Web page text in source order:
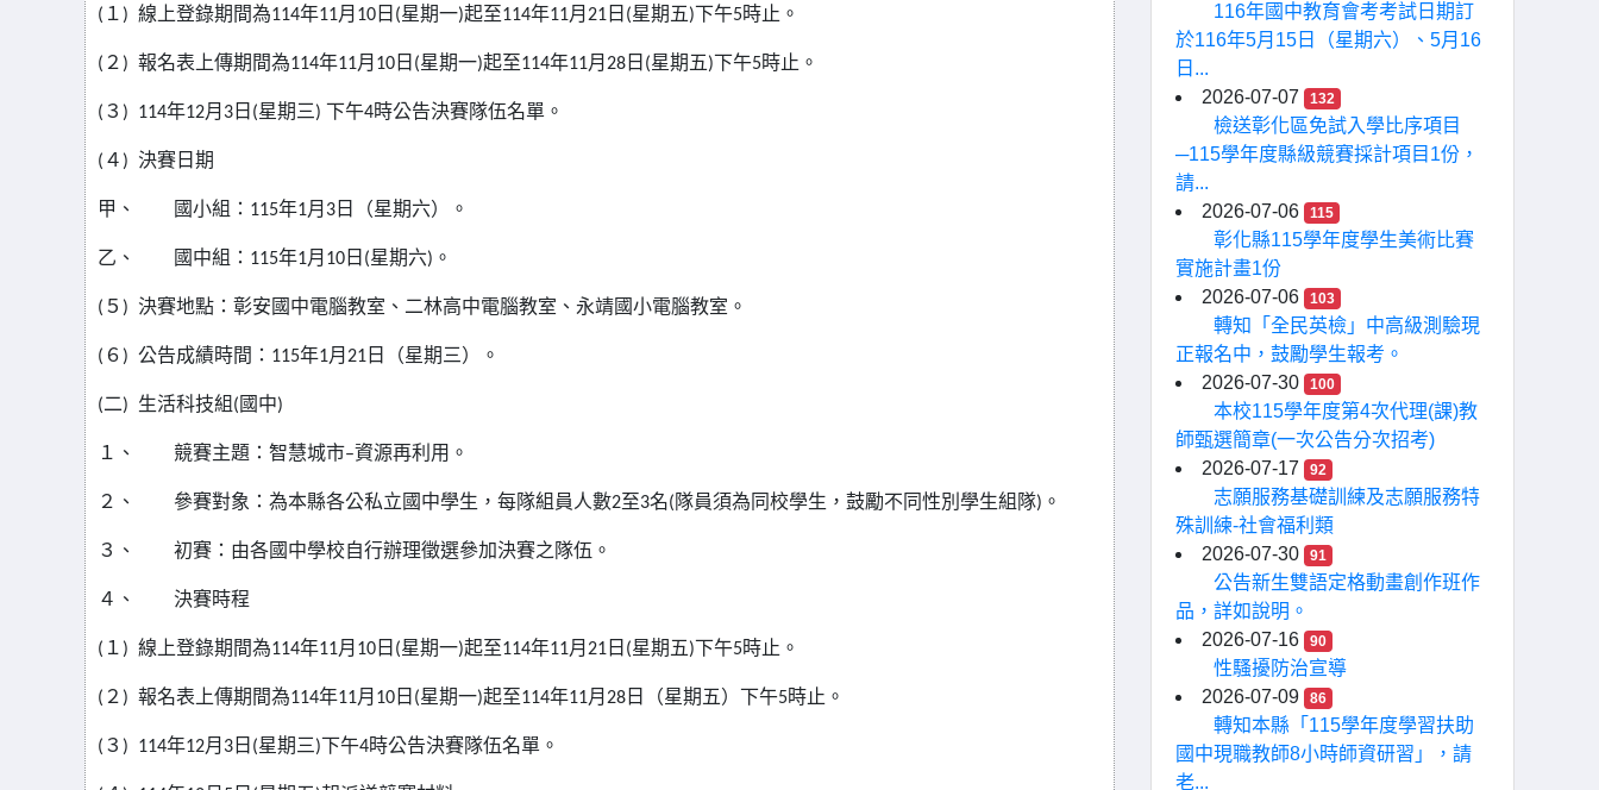
( １ ) 線上登錄期間為114年11月 10 日 (星期一)起至114年11月 21 日 (星期五) 下午5時止。
( ２ ) 報名表上傳期間為114年11月 10 日 (星期一)起至114年11月 28 日 (星期五) 下午5時止。
( ３ ) 114年12月 3 日 (星期三) 下午4時公告決賽隊伍名單。
( ４ ) 決賽日期
甲、 國小組： 115年1月 3 日（星期六）。
乙、 國中組： 115年1月 10 日 (星期六) 。
( ５ ) 決賽地點：彰安國中電腦教室、二林高中電腦教室、永靖國小電腦教室。
( ６ ) 公告成績時間： 115年1月 21 日（星期三）。
(二) 生活科技組( 國中)
１、 競賽主題：智慧城市–資源再利用。
２、 參賽對象：為本縣各公私立國中學生，每隊組員人數2至3名( 隊員須為同校學生，鼓勵不同性別學生組隊) 。
３、 初賽：由各國中學校自行辦理徵選參加決賽之隊伍。
４、 決賽時程
( １ ) 線上登錄期間為114年11月 10 日 (星期一)起至114年11月 21 日 (星期五) 下午5時止。
( ２ ) 報名表上傳期間為114年11月 10 日 (星期一)起至114年11月 28 日（星期五）下午5時止。
( ３ ) 114年12月 3 日 (星期三) 下午4時公告決賽隊伍名單。
116年國中教育會考考試日期訂
於116年5月15日（星期六）、5月16
日...
2026-07-07
132
檢送彰化區免試入學比序項目
─115學年度縣級競賽採計項目1份，
請...
2026-07-06
115
彰化縣115學年度學生美術比賽
實施計畫1份
2026-07-06
103
轉知「全民英檢」中高級測驗現
正報名中，鼓勵學生報考。
2026-07-30
100
本校115學年度第4次代理(課)教
師甄選簡章(一次公告分次招考)
2026-07-17
92
志願服務基礎訓練及志願服務特
殊訓練-社會福利類
2026-07-30
91
公告新生雙語定格動畫創作班作
品，詳如說明。
2026-07-16
90
性騷擾防治宣導
2026-07-09
86
轉知本縣「115學年度學習扶助
國中現職教師8小時師資研習」，請
老...